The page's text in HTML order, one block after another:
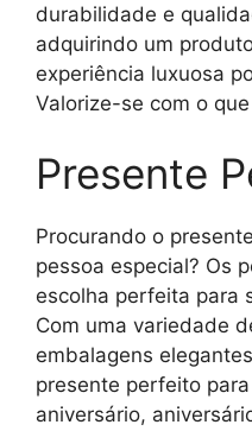
durabilidade e
adquirindo um
experiência luxuosa
Valorize-se com o
Presente
Procurando o
pessoa especial? Os
escolha perfeita para
Com uma variedade
embalagens
presente perfeito
aniversário,